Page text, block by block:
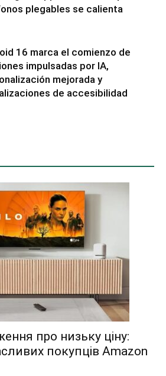
plegables se calienta
16 marca el comienzo de
impulsadas por IA,
mejorada y
de accesibilidad
про низьку ціну:
покупців Amazon